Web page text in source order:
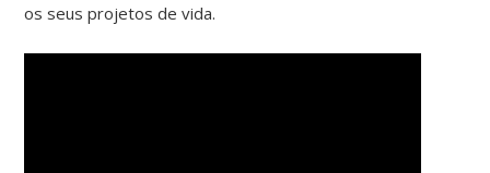
os seus projetos de vida.